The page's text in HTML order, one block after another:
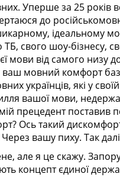
Уперше за 25 років
до
ідеальному
свого шоу-бізнесу,
мови від самого низу
мовний комфорт
українців, які у
вашої мови,
прецедент
Ось такий
Через вашу пиху. Так
але я це скажу.
концепт єдиної